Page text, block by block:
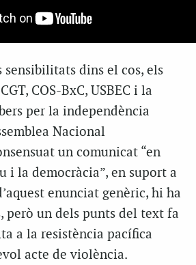
sensibilitats dins el cos, els
COS-BxC, USBEC i la
per la independència
Nacional
un comunicat “en
i la democràcia”, en suport a
enunciat genèric, hi ha
però un dels punts del text fa
a la resistència pacífica
acte de violència.